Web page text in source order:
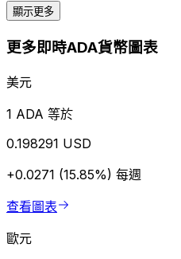
顯示更多
更多即時ADA貨幣圖表
美元
1 ADA 等於
0.198291 USD
+0.0271 (15.85%) 每週
查看圖表
歐元